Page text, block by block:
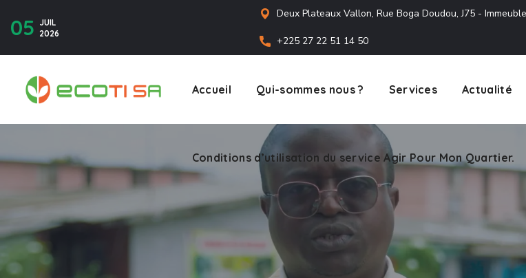
05 JUIL
2026
Deux Plateaux Vallon, Rue Boga Doudou, J75 -
+225 27 22 51 14 50
Accueil Qui-sommes nous ? Services Actualité
Conditions d’utilisation du service Agir Pour Mon Quartier.